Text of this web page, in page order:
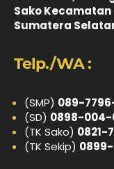
Sako
Sumatera
Telp./WA :
(SMP) 089-
(SD) 0898-004-
(TK Sako) 0821-
(TK Sekip)